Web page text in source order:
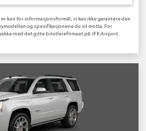
kun for informasjonsformål, vi kan ikke garantere den
og spesifikasjonene du vil motta. For
med det gitte bilutleiefirmaet på JFK Airport.